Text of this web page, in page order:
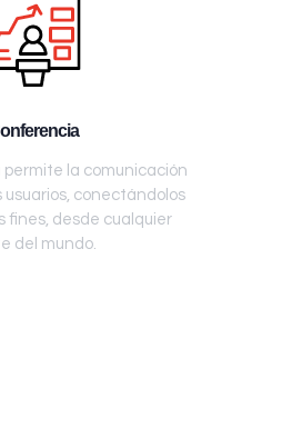
permite la comunicación
usuarios, conectándolos
fines, desde cualquier
del mundo.